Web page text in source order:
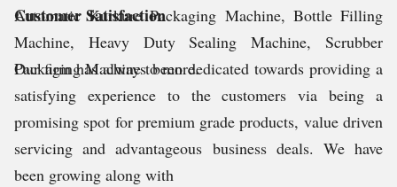
Automatic Kurkure Packaging Machine, Bottle Filling
Machine, Heavy Duty Sealing Machine, Scrubber
Packaging Machine to more.
Customer Satisfaction
Our firm has always been dedicated towards providing a
satisfying experience to the customers via being a
promising spot for premium grade products, value driven
servicing and advantageous business deals. We have
been growing along with